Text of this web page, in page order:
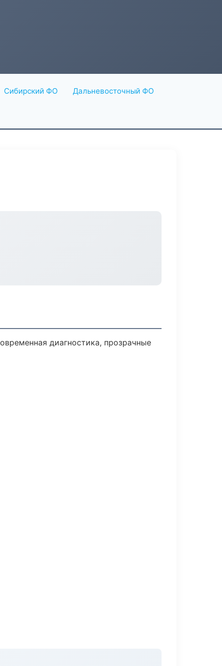
Сибирский ФО Дальневосточный ФО
диагностика, прозрачные